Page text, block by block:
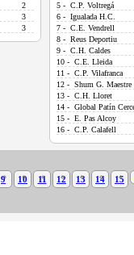
2
3
3
5 - C.P. Voltregá
6 - Igualada H.C.
7 - C.E. Vendrell
8 - Reus Deportiu
9 - C.H. Caldes
10 - C.E. Lleida
11 - C.P. Vilafranca
12 - Shum G. Maestre
13 - C.H. Lloret
14 - Global Patín
15 - E. Pas Alcoy
16 - C.P. Calafell
9 10 11 12 13 14
15